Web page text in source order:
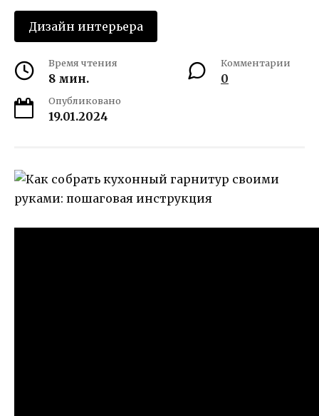
Дизайн интерьера
Время чтения
8 мин.
Комментарии
0
Опубликовано
19.01.2024